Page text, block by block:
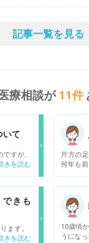
記事一覧を見る
療相談が11件
いて
すが、
りだけに
片方の
何年も
のなの
になり
のでし
きも
ます。
科で細菌
10歳頃
うにな